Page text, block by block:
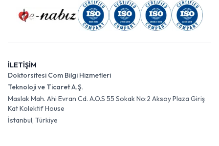
İLETİŞİM
Doktorsitesi Com Bilgi Hizmetleri
Teknoloji ve Ticaret A.Ş.
Maslak Mah. Ahi Evran Cd. A.O.S 55 Sokak No:2 Aksoy Plaza Giriş
Kat Kolektif House
İstanbul, Türkiye